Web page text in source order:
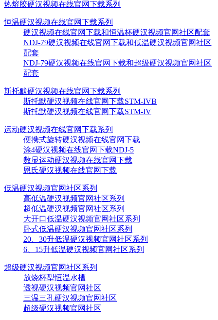
热熔胶硬汉视频在线官网下载系列
恒温硬汉视频在线官网下载系列
硬汉视频在线官网下载和恒温杯硬汉视频官网社区配套
NDJ-79硬汉视频在线官网下载和低温硬汉视频官网社区
配套
NDJ-79硬汉视频在线官网下载和超级硬汉视频官网社区
配套
斯托默硬汉视频在线官网下载系列
斯托默硬汉视频在线官网下载STM-IVB
斯托默硬汉视频在线官网下载STM-IV
运动硬汉视频在线官网下载系列
便携式旋转硬汉视频在线官网下载
涂4硬汉视频在线官网下载NDJ-5
数显运动硬汉视频在线官网下载
恩氏硬汉视频在线官网下载
低温硬汉视频官网社区系列
高低温硬汉视频官网社区系列
超低温硬汉视频官网社区系列
大开口低温硬汉视频官网社区系列
卧式低温硬汉视频官网社区系列
20、30升低温硬汉视频官网社区系列
6、15升低温硬汉视频官网社区系列
超级硬汉视频官网社区系列
放烧杯型恒温水槽
透视硬汉视频官网社区
三温三孔硬汉视频官网社区
超级硬汉视频官网社区